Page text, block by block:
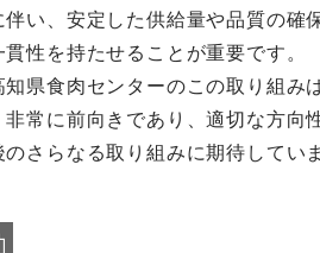
い、安定した供給量や品質の
性を持たせることが重要です。
県食肉センターのこの取り組
常に前向きであり、適切な方向
さらなる取り組みに期待していま